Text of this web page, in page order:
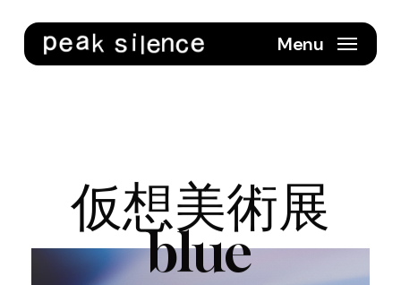
main
Menu
仮想美術展
blue